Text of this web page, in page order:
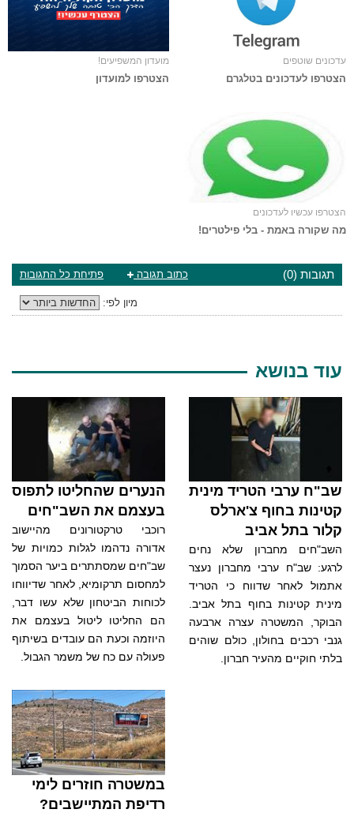
עדכונים שוטפים
הצטרפו לעדכונים בטלגרם
מועדון המשפיעים!
הצטרפו למועדון
הצטרפו עכשיו לעדכונים
מה שקורה באמת - בלי פילטרים!
תגובות (0) פתיחת כל התגובות כתוב תגובה
מיון לפי:
עוד בנושא
שב"ח ערבי הטריד מינית
קטינות בחוף צ'ארלס
קלור בתל אביב
השב"חים מחברון שלא נחים
לרגע: שב"ח ערבי מחברון נעצר
אתמול לאחר שדווח כי הטריד
מינית קטינות בחוף בתל אביב.
הבוקר, המשטרה עצרה ארבעה
גנבי רכבים בחולון, כולם שוהים
בלתי חוקיים מהעיר חברון.
הנערים שהחליטו לתפוס
בעצמם את השב"חים
רוכבי טרקטורונים מהיישוב
אדורה נדהמו לגלות כמויות של
שב"חים שמסתתרים ביער הסמוך
למחסום תרקומיא, לאחר שדיווחו
לכוחות הביטחון שלא עשו דבר,
הם החליטו ליטול בעצמם את
היוזמה וכעת הם עובדים בשיתוף
פעולה עם כח של משמר הגבול.
במשטרה חוזרים לימי
רדיפת המתיישבים?